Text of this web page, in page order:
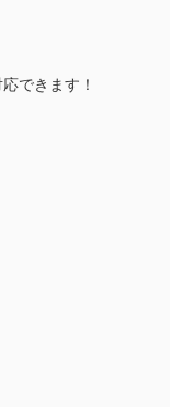
できます！